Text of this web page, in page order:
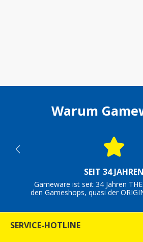
Warum
SEIT 34 JAHREN
Gameware ist seit 34 Jahren
den Gameshops, quasi der
SERVICE-HOTLINE